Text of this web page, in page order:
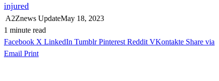
injured
A2Znews UpdateMay 18, 2023
1 minute read
Facebook X LinkedIn Tumblr Pinterest Reddit VKontakte Share via
Email Print